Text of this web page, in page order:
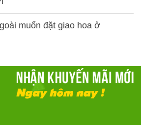
muốn đặt giao hoa ở